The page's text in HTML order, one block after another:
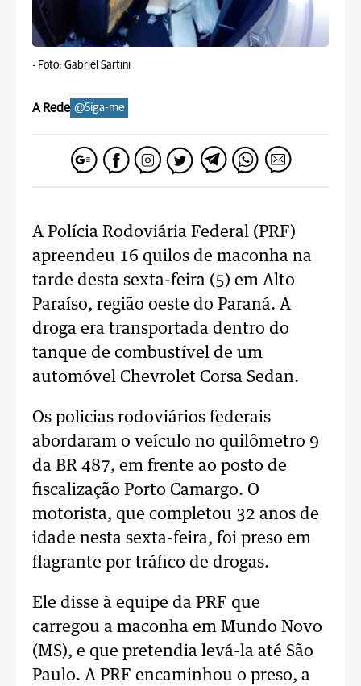
- Foto: Gabriel Sartini
A Rede @Siga-me
A Polícia Rodoviária Federal (PRF)
apreendeu 16 quilos de maconha na
tarde desta sexta-feira (5) em Alto
Paraíso, região oeste do Paraná. A
droga era transportada dentro do
tanque de combustível de um
automóvel Chevrolet Corsa Sedan.
Os policias rodoviários federais
abordaram o veículo no quilômetro 9
da BR 487, em frente ao posto de
fiscalização Porto Camargo. O
motorista, que completou 32 anos de
idade nesta sexta-feira, foi preso em
flagrante por tráfico de drogas.
Ele disse à equipe da PRF que
carregou a maconha em Mundo Novo
(MS), e que pretendia levá-la até São
Paulo. A PRF encaminhou o preso, a